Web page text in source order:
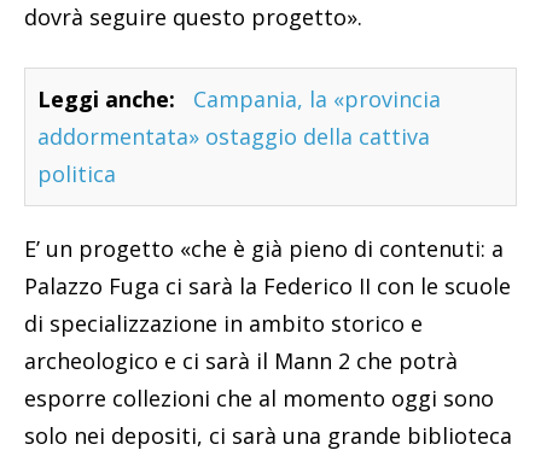
dovrà seguire questo progetto».
Leggi anche:
Campania, la «provincia
addormentata» ostaggio della cattiva
politica
E’ un progetto «che è già pieno di contenuti: a
Palazzo Fuga ci sarà la Federico II con le scuole
di specializzazione in ambito storico e
archeologico e ci sarà il Mann 2 che potrà
esporre collezioni che al momento oggi sono
solo nei depositi, ci sarà una grande biblioteca